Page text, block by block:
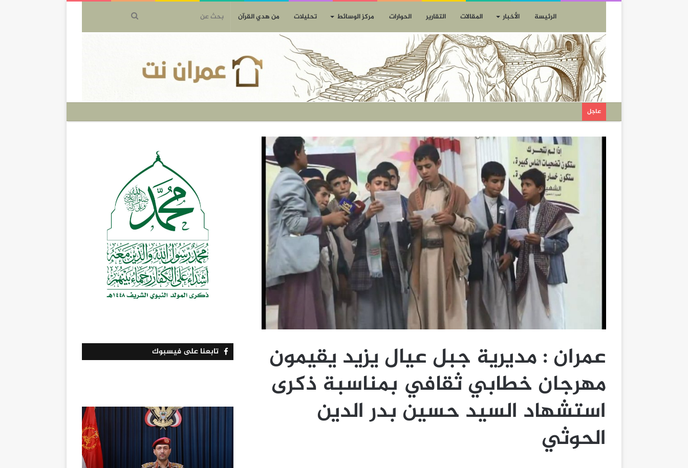
الرئيسة الأخبار المقالات التقارير الحوارات مركز الوسائط تحليلات من هدي القرآن
عاجل
عمران : مديرية جبل عيال يزيد يقيمون
مهرجان خطابي ثقافي بمناسبة ذكرى
استشهاد السيد حسين بدر الدين
الحوثي
تابعنا على فيسبوك